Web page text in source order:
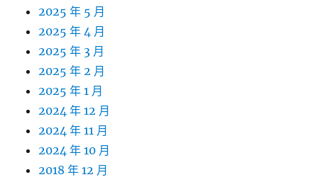
2025 年 5 月
2025 年 4 月
2025 年 3 月
2025 年 2 月
2025 年 1 月
2024 年 12 月
2024 年 11 月
2024 年 10 月
2018 年 12 月